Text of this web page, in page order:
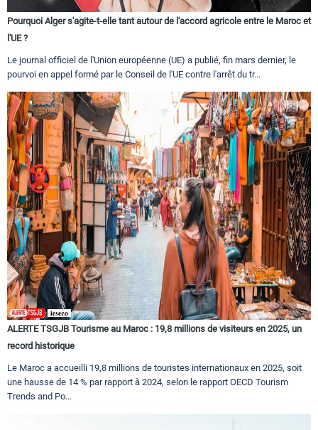
Pourquoi Alger s'agite-t-elle tant autour de l'accord agricole entre le Maroc et
l'UE ?
Le journal officiel de l'Union européenne (UE) a publié, fin mars dernier, le
pourvoi en appel formé par le Conseil de l'UE contre l'arrêt du tr...
ALERTE TSGJB Tourisme au Maroc : 19,8 millions de visiteurs en 2025, un
record historique
Le Maroc a accueilli 19,8 millions de touristes internationaux en 2025, soit
une hausse de 14 % par rapport à 2024, selon le rapport OECD Tourism
Trends and Po...